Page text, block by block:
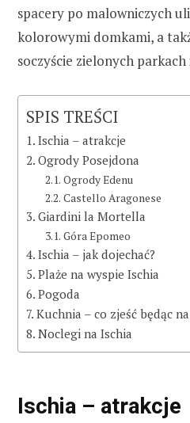
spacery po malowniczych
kolorowymi domkami, a
soczyście zielonych
SPIS TREŚCI
Ischia – atrakcje
Ogrody Posejdona
Ogrody Edenu
Castello Aragonese
Giardini la Mortella
Góra Epomeo
Ischia – jak dojechać?
Plaże na wyspie Ischia
Pogoda
Kuchnia – co zjeść będąc
Noclegi na Ischia
Ischia – atrakcje